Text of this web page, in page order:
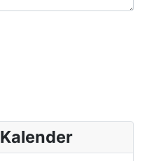
Kalender